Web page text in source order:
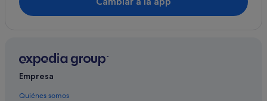
Empresa
Quiénes somos